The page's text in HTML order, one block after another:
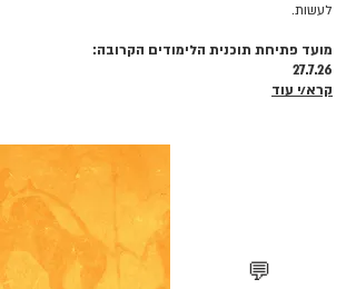
לעשות.
מועד פתיחת תוכנית הלימודים הקרובה:
27.7.26
קרא/י עוד
💬